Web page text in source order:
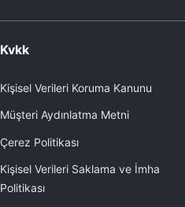
Kvkk
Kişisel Verileri Koruma Kanunu
Müşteri Aydınlatma Metni
Çerez Politikası
Kişisel Verileri Saklama ve İmha
Politikası